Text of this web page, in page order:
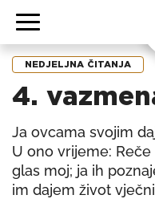
NEDJELJNA ČITANJA
4.
Ja ovcama svojim
U ono vrijeme:
glas moj; ja ih
im dajem život